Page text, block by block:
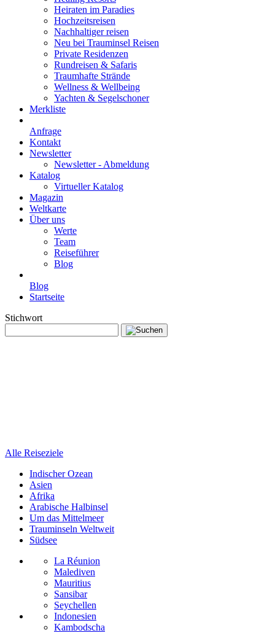
Heiraten im Paradies
Hochzeitsreisen
Nachhaltiger reisen
Neu bei Trauminsel Reisen
Private Residenzen
Rundreisen & Safaris
Traumhafte Strände
Wellness & Wellbeing
Yachten & Segelschoner
Merkliste
Anfrage
Kontakt
Newsletter
Newsletter - Abmeldung
Katalog
Virtueller Katalog
Magazin
Weltkarte
Über uns
Werte
Team
Reiseführer
Blog
Blog
Startseite
Stichwort
Alle Reiseziele
Indischer Ozean
Asien
Afrika
Arabische Halbinsel
Um das Mittelmeer
Trauminseln Weltweit
Südsee
La Réunion
Malediven
Mauritius
Sansibar
Seychellen
Indonesien
Kambodscha